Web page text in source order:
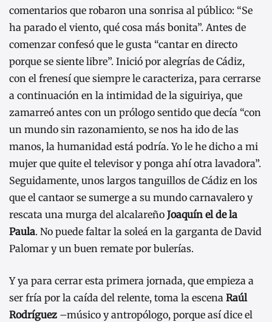
comentarios que robaron una sonrisa al público: “Se
ha parado el viento, qué cosa más bonita”. Antes de
comenzar confesó que le gusta “cantar en directo
porque se siente libre”. Inició por alegrías de Cádiz,
con el frenesí que siempre le caracteriza, para cerrarse
a continuación en la intimidad de la siguiriya, que
zamarreó antes con un prólogo sentido que decía “con
un mundo sin razonamiento, se nos ha ido de las
manos, la humanidad está podría. Yo le he dicho a mi
mujer que quite el televisor y ponga ahí otra lavadora”.
Seguidamente, unos largos tanguillos de Cádiz en los
que el cantaor se sumerge a su mundo carnavalero y
rescata una murga del alcalareño Joaquín el de la
Paula. No puede faltar la soleá en la garganta de David
Palomar y un buen remate por bulerías.
Y ya para cerrar esta primera jornada, que empieza a
ser fría por la caída del relente, toma la escena Raúl
Rodríguez –músico y antropólogo, porque así dice el